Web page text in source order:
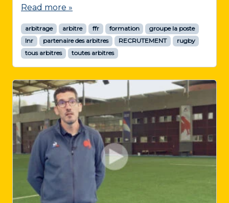
Read more »
arbitrage arbitre ffr formation
groupe la poste
lnr
partenaire des arbitres RECRUTEMENT
rugby
tous arbitres
toutes arbitres